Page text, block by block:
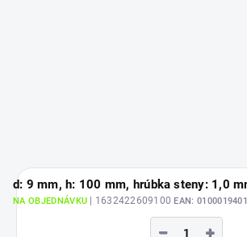
d: 9 mm, h: 100 mm, hrúbka steny: 1,0
NA OBJEDNÁVKU | 1632422609100EAN: 0100019401